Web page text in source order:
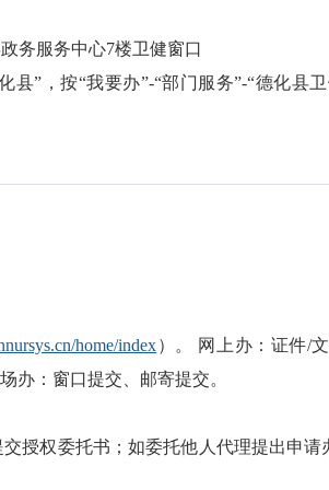
务服务中心7楼卫健窗口
县”，按“我要办”-“部门服务”-“德化县
home/index）。 网上办：证件/
办：窗口提交、邮寄提交。
授权委托书；如委托他人代理提出申